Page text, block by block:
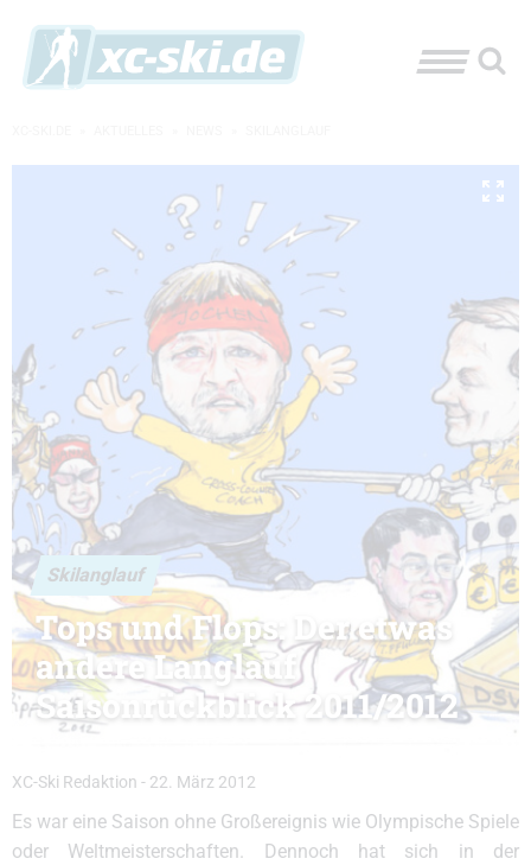
Skilanglauf
Tops und Flops: Der etwas
andere Langlauf
Saisonrückblick 2011/2012
XC-Ski Redaktion - 22. März 2012
Es war eine Saison ohne Großereignis wie Olympische Spiele
oder Weltmeisterschaften. Dennoch hat sich in der